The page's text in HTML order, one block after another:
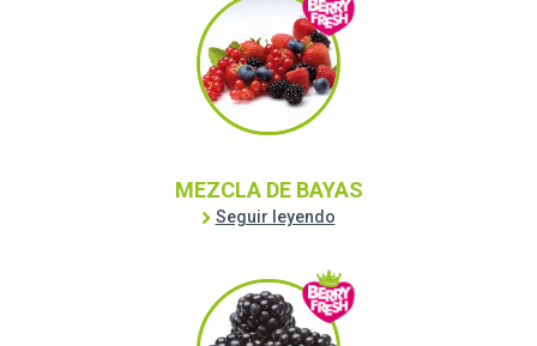
MEZCLA DE BAYAS
Seguir leyendo